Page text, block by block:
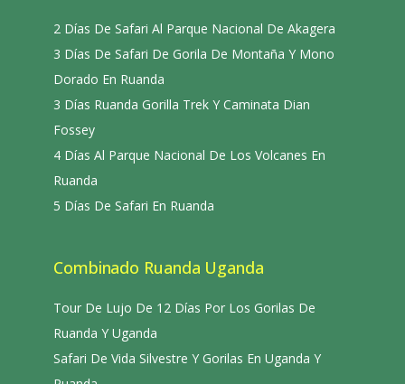
2 Días De Safari Al Parque Nacional De Akagera
3 Días De Safari De Gorila De Montaña Y Mono
Dorado En Ruanda
3 Días Ruanda Gorilla Trek Y Caminata Dian
Fossey
4 Días Al Parque Nacional De Los Volcanes En
Ruanda
5 Días De Safari En Ruanda
Combinado Ruanda Uganda
Tour De Lujo De 12 Días Por Los Gorilas De
Ruanda Y Uganda
Safari De Vida Silvestre Y Gorilas En Uganda Y